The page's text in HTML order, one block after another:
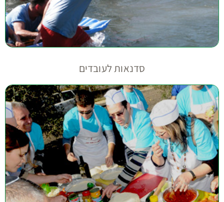
סדנאות לעובדים